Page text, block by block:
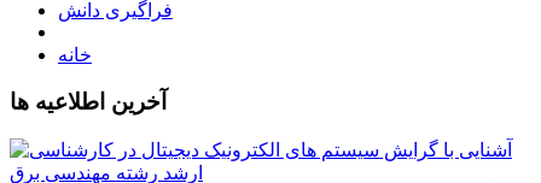
فراگیری دانش
خانه
آخرین اطلاعیه ها